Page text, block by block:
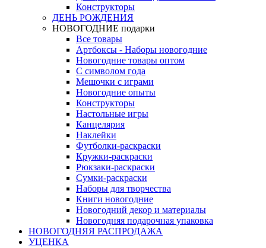
Конструкторы
ДЕНЬ РОЖДЕНИЯ
НОВОГОДНИЕ подарки
Все товары
Артбоксы - Наборы новогодние
Новогодние товары оптом
С символом года
Мешочки с играми
Новогодние опыты
Конструкторы
Настольные игры
Канцелярия
Наклейки
Футболки-раскраски
Кружки-раскраски
Рюкзаки-раскраски
Сумки-раскраски
Наборы для творчества
Книги новогодние
Новогодний декор и материалы
Новогодняя подарочная упаковка
НОВОГОДНЯЯ РАСПРОДАЖА
УЦЕНКА